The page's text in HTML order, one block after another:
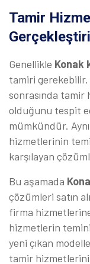
Tamir
Genellikle Konak
tamiri
sonrasında
olduğunu tespit
mümkündür.
hizmetlerinin
karşılayan
Bu aşamada
çözümleri satın
firma
hizmetlerin temini
yeni çıkan
tamir